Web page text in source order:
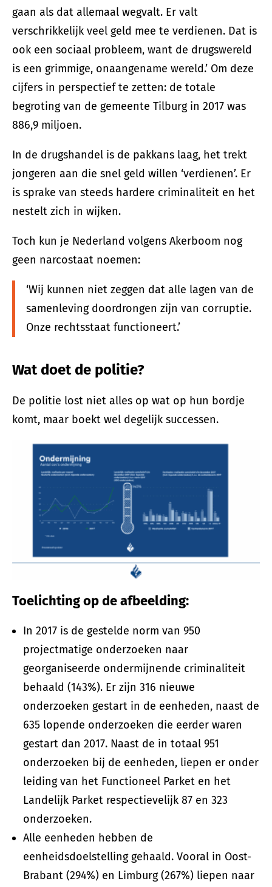
gaan als dat allemaal wegvalt. Er valt
verschrikkelijk veel geld mee te verdienen. Dat is
ook een sociaal probleem, want de drugswereld
is een grimmige, onaangename wereld.’ Om deze
cijfers in perspectief te zetten: de totale
begroting van de gemeente Tilburg in 2017 was
886,9 miljoen.
In de drugshandel is de pakkans laag, het trekt
jongeren aan die snel geld willen ‘verdienen’. Er
is sprake van steeds hardere criminaliteit en het
nestelt zich in wijken.
Toch kun je Nederland volgens Akerboom nog
geen narcostaat noemen:
‘Wij kunnen niet zeggen dat alle lagen van de
samenleving doordrongen zijn van corruptie.
Onze rechtsstaat functioneert.’
Wat doet de politie?
De politie lost niet alles op wat op hun bordje
komt, maar boekt wel degelijk successen.
Toelichting op de afbeelding:
In 2017 is de gestelde norm van 950
projectmatige onderzoeken naar
georganiseerde ondermijnende criminaliteit
behaald (143%). Er zijn 316 nieuwe
onderzoeken gestart in de eenheden, naast de
635 lopende onderzoeken die eerder waren
gestart dan 2017. Naast de in totaal 951
onderzoeken bij de eenheden, liepen er onder
leiding van het Functioneel Parket en het
Landelijk Parket respectievelijk 87 en 323
onderzoeken.
Alle eenheden hebben de
eenheidsdoelstelling gehaald. Vooral in Oost-
Brabant (294%) en Limburg (267%) liepen naar